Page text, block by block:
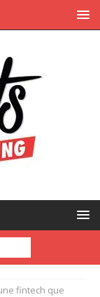
fintech que